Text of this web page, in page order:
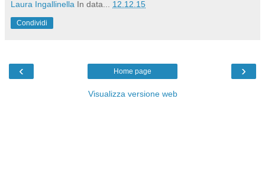
Laura Ingallinella In data... 12.12.15
Condividi
‹ ›
Home page
Visualizza versione web